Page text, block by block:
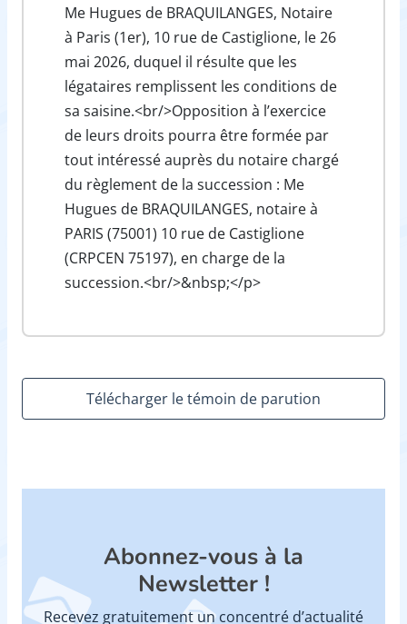
Me Hugues de BRAQUILANGES, Notaire
à Paris (1er), 10 rue de Castiglione, le 26
mai 2026, duquel il résulte que les
légataires remplissent les conditions de
sa saisine.<br/>Opposition à l’exercice
de leurs droits pourra être formée par
tout intéressé auprès du notaire chargé
du règlement de la succession : Me
Hugues de BRAQUILANGES, notaire à
PARIS (75001) 10 rue de Castiglione
(CRPCEN 75197), en charge de la
succession.<br/>&nbsp;</p>
Télécharger le témoin de parution
Abonnez-vous à la
Newsletter !
Recevez gratuitement un concentré d’actualité